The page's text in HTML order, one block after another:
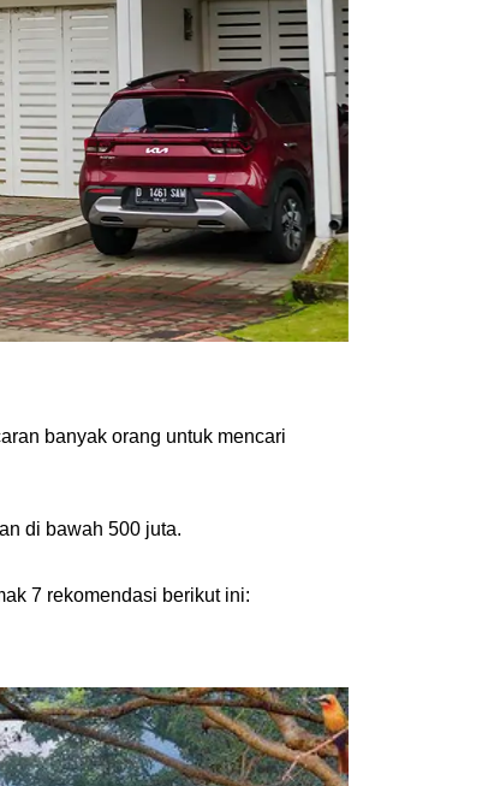
banyak orang untuk mencari
di bawah 500 juta.
7 rekomendasi berikut ini: